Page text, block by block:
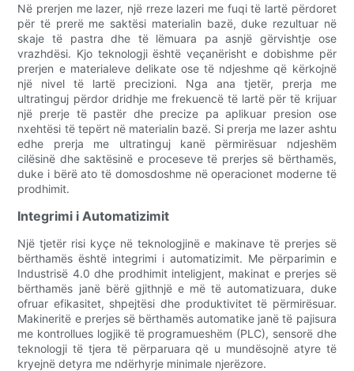
Në prerjen me lazer, një rreze lazeri me fuqi të lartë përdoret
për të prerë me saktësi materialin bazë, duke rezultuar në
skaje të pastra dhe të lëmuara pa asnjë gërvishtje ose
vrazhdësi. Kjo teknologji është veçanërisht e dobishme për
prerjen e materialeve delikate ose të ndjeshme që kërkojnë
një nivel të lartë precizioni. Nga ana tjetër, prerja me
ultratinguj përdor dridhje me frekuencë të lartë për të krijuar
një prerje të pastër dhe precize pa aplikuar presion ose
nxehtësi të tepërt në materialin bazë. Si prerja me lazer ashtu
edhe prerja me ultratinguj kanë përmirësuar ndjeshëm
cilësinë dhe saktësinë e proceseve të prerjes së bërthamës,
duke i bërë ato të domosdoshme në operacionet moderne të
prodhimit.
Integrimi i Automatizimit
Një tjetër risi kyçe në teknologjinë e makinave të prerjes së
bërthamës është integrimi i automatizimit. Me përparimin e
Industrisë 4.0 dhe prodhimit inteligjent, makinat e prerjes së
bërthamës janë bërë gjithnjë e më të automatizuara, duke
ofruar efikasitet, shpejtësi dhe produktivitet të përmirësuar.
Makineritë e prerjes së bërthamës automatike janë të pajisura
me kontrollues logjikë të programueshëm (PLC), sensorë dhe
teknologji të tjera të përparuara që u mundësojnë atyre të
kryejnë detyra me ndërhyrje minimale njerëzore.